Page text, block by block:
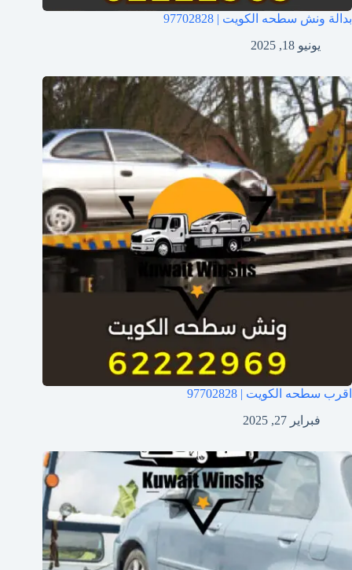
بدالة ونش سطحه الكويت | 97702828
يونيو 18, 2025
اقرب سطحه الكويت | 97702828
فبراير 27, 2025